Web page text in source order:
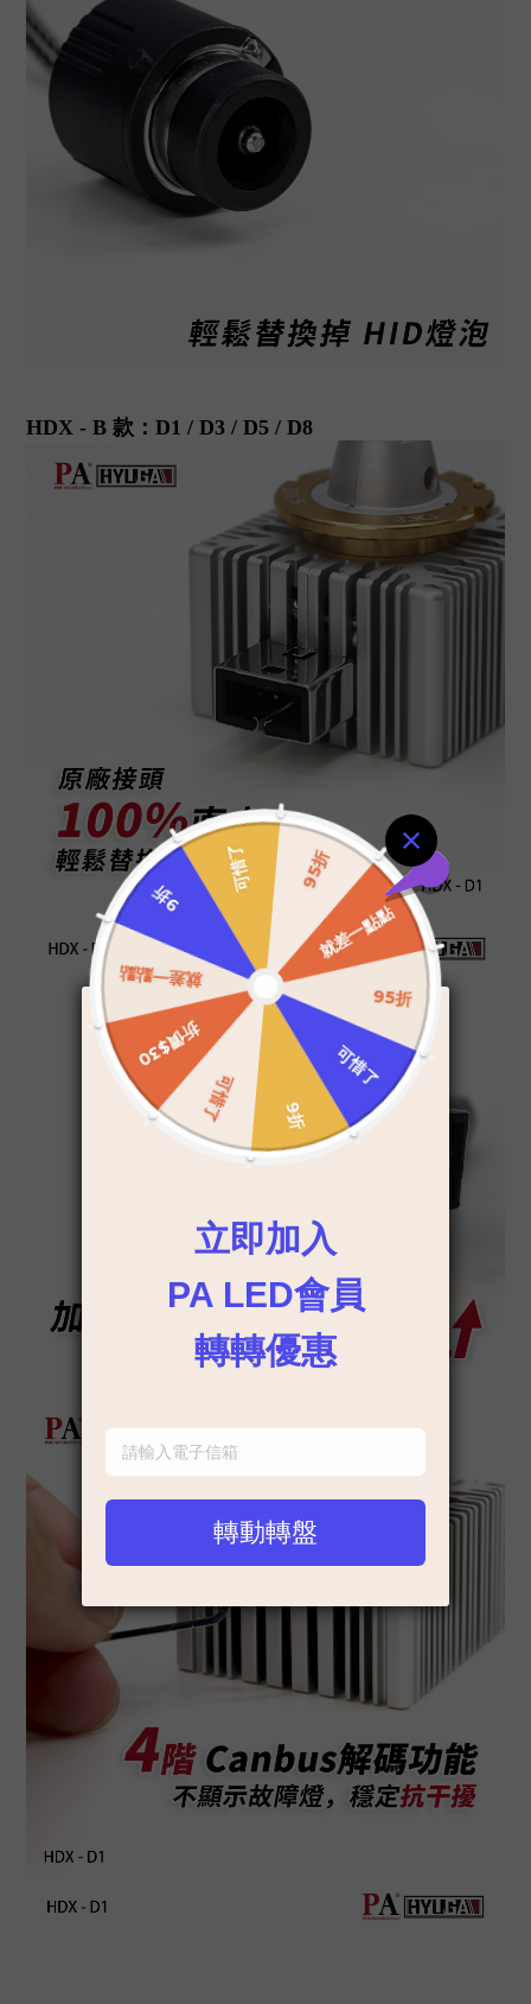
HDX - B 款：D1 / D3 / D5 / D8